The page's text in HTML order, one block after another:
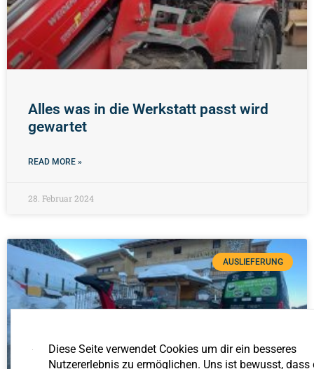
Alles was in die Werkstatt passt wird
gewartet
READ MORE »
28. Februar 2024
AUSLIEFERUNG
Diese Seite verwendet Cookies um dir ein besseres
Nutzererlebnis zu ermöglichen. Uns ist bewusst, dass